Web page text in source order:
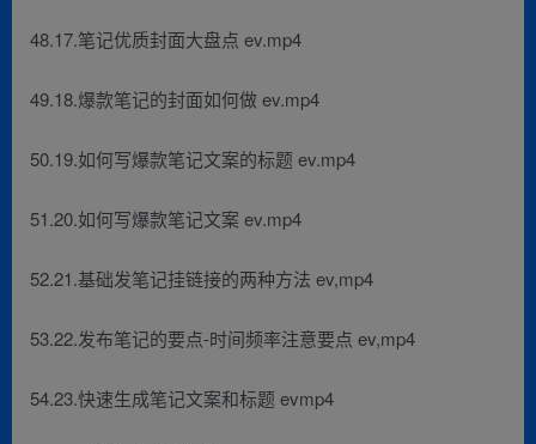
48.17.笔记优质封面大盘点 ev.mp4
49.18.爆款笔记的封面如何做 ev.mp4
50.19.如何写爆款笔记文案的标题 ev.mp4
51.20.如何写爆款笔记文案 ev.mp4
52.21.基础发笔记挂链接的两种方法 ev,mp4
53.22.发布笔记的要点-时间频率注意要点 ev,mp4
54.23.快速生成笔记文案和标题 evmp4